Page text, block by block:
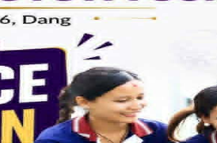
सुरु भएको कार्यक्रममा तुलसीपुर
चौधरी, सामाजिक विकास समिति
बोलेका थिए ।
समेत रहेको थियो । त्यसैगरी
पत्र प्रदान गरिएको थियो ।